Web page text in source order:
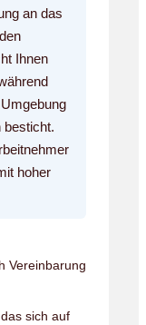
an das
Ihnen
besticht.
hoher
Vereinbarung
sich auf